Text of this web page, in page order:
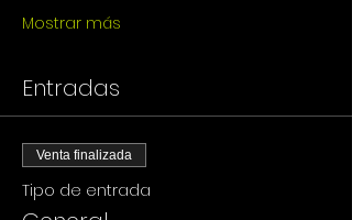
Mostrar más
Entradas
Venta finalizada
Tipo de entrada